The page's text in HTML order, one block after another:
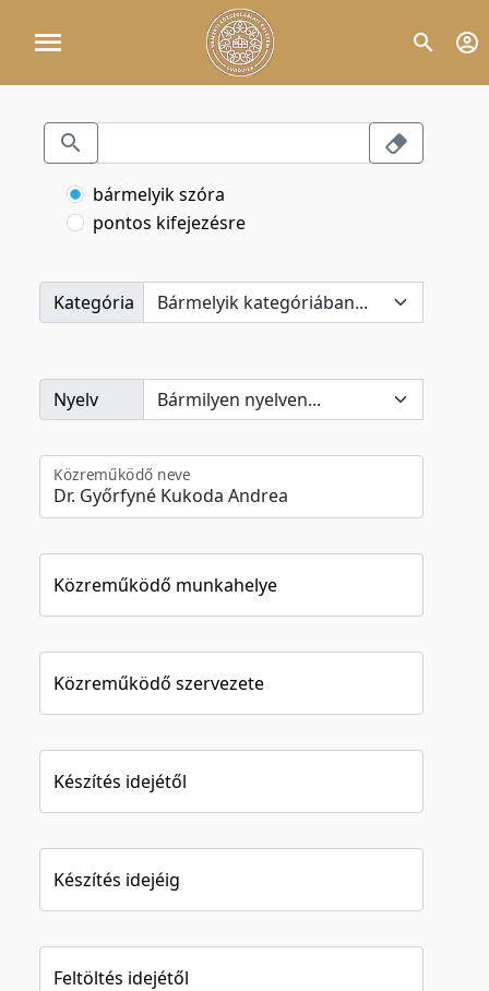
bármelyik szóra
pontos kifejezésre
Kategória
Nyelv
Közreműködő neve
Közreműködő munkahelye
Közreműködő szervezete
Készítés idejétől
Készítés idejéig
Feltöltés idejétől